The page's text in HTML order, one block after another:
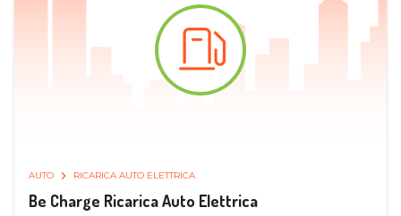
AUTO RICARICA AUTO ELETTRICA
Be Charge Ricarica Auto Elettrica